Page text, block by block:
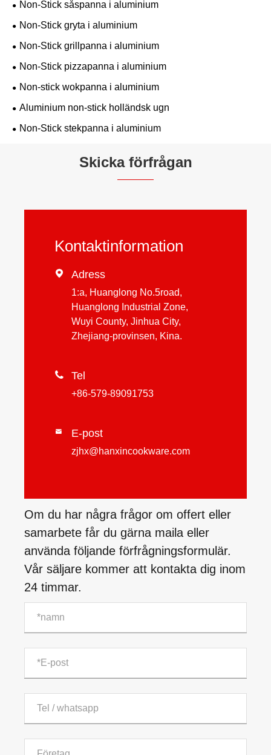
Non-Stick såspanna i aluminium
Non-Stick gryta i aluminium
Non-Stick grillpanna i aluminium
Non-Stick pizzapanna i aluminium
Non-stick wokpanna i aluminium
Aluminium non-stick holländsk ugn
Non-Stick stekpanna i aluminium
Skicka förfrågan
Kontaktinformation
 Adress
1:a, Huanglong No.5road,
Huanglong Industrial Zone,
Wuyi County, Jinhua City,
Zhejiang-provinsen, Kina.
 Tel
+86-579-89091753
 E-post
zjhx@hanxincookware.com
Om du har några frågor om offert eller
samarbete får du gärna maila eller
använda följande förfrågningsformulär.
Vår säljare kommer att kontakta dig inom
24 timmar.